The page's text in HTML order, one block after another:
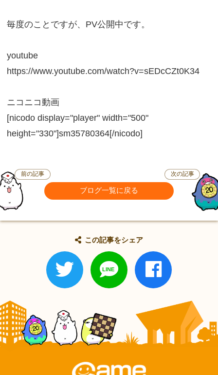
毎度のことですが、PV公開中です。
youtube
https://www.youtube.com/watch?v=sEDcCZt0K34
ニコニコ動画
[nicodo display="player" width="500"
height="330"]sm35780364[/nicodo]
前の記事
ブログ一覧に戻る
次の記事
この記事をシェア